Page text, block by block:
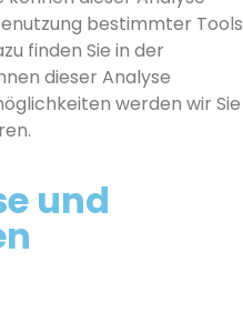
bestimmter Tools
finden Sie in der
dieser Analyse
werden wir Sie
und